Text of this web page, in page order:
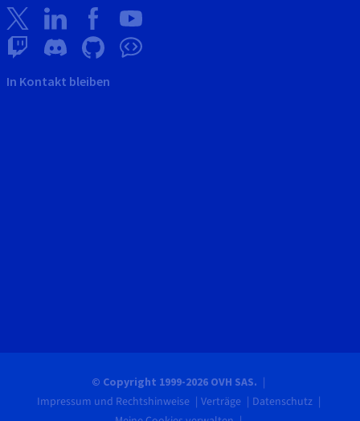
In Kontakt bleiben
© Copyright 1999-2026 OVH SAS.
Impressum und Rechtshinweise Verträge
Datenschutz